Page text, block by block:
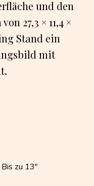
und den
27,3 × 11,4 ×
Stand ein
mit
zu 13"